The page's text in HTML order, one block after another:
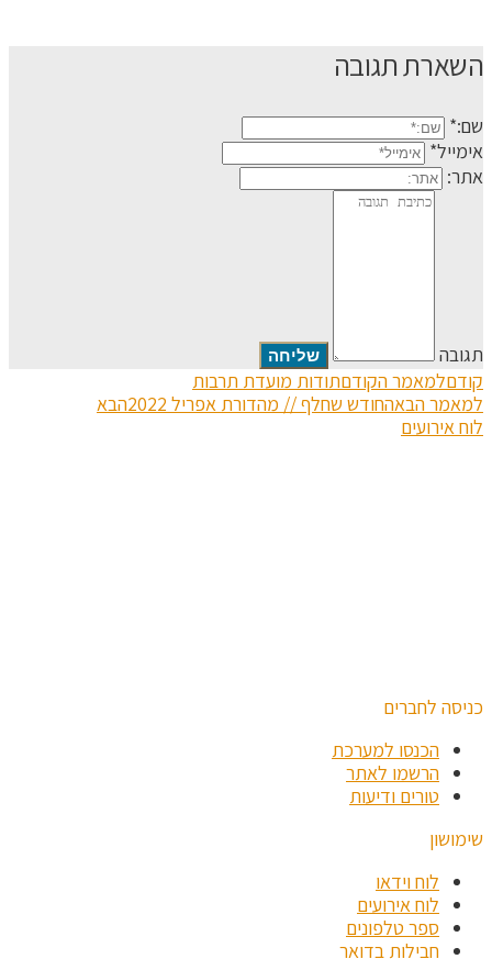
השארת תגובה
שם:*
אימייל*
אתר:
תגובה
קודםלמאמר הקודםתודות מועדת תרבות
למאמר הבאהחודש שחלף // מהדורת אפריל 2022
הבא
לוח אירועים
כניסה לחברים
הכנסו למערכת
הרשמו לאתר
טורים ודיעות
שימושון
לוח וידאו
לוח אירועים
ספר טלפונים
חבילות בדואר